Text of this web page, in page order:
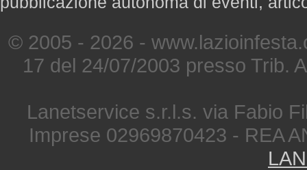
© 2005 - 2026 -
17 del 24/07/2003 presso Trib.
Lanetservice s.r.l.s. via Fabio
Imprese 02969870423 - REA